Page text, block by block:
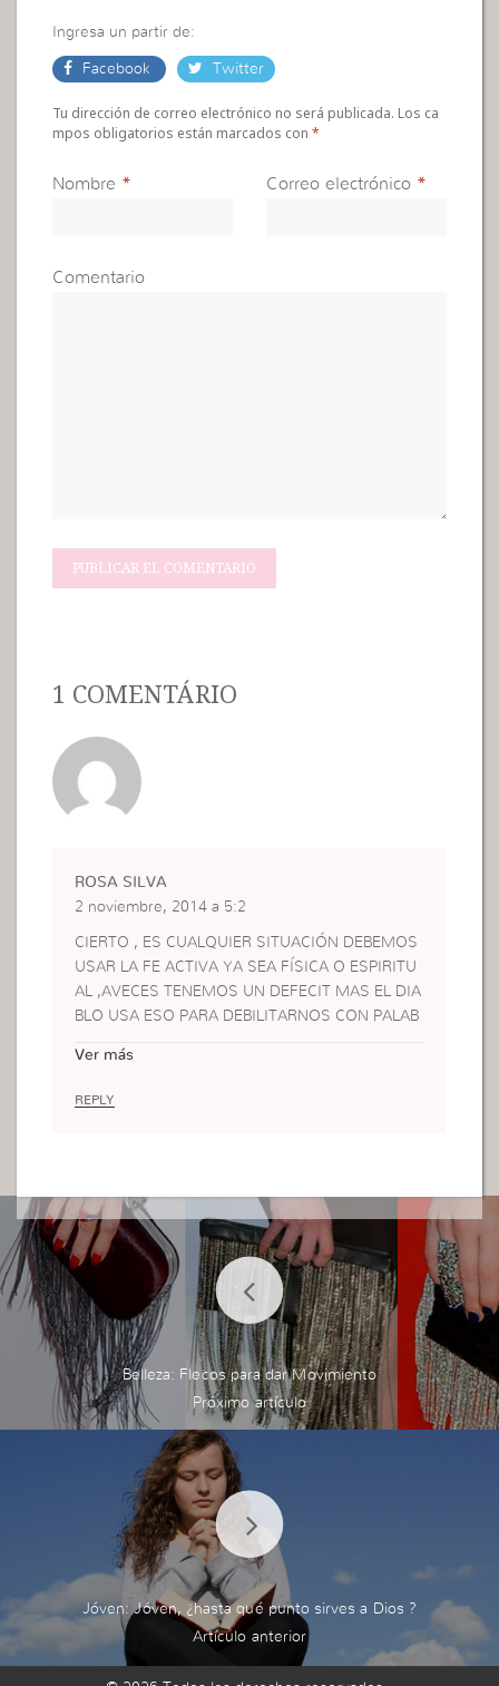
Ingresa un partir de:
Facebook Twitter
Tu dirección de correo electrónico no será publicada. Los ca
mpos obligatorios están marcados con*
Nombre * Correo electrónico *
Comentario
1 COMENTÁRIO
ROSA SILVA
2 noviembre, 2014 a 5:2
CIERTO , ES CUALQUIER SITUACIÓN DEBEMOS
USAR LA FE ACTIVA YA SEA FÍSICA O ESPIRITU
AL ,AVECES TENEMOS UN DEFECIT MAS EL DIA
BLO USA ESO PARA DEBILITARNOS CON PALAB
Ver más
REPLY
Belleza: Flecos para dar Movimiento
Jóven: Jóven, ¿hasta qué punto sirves a Dios ?